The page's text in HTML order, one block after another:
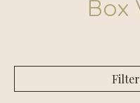
Box